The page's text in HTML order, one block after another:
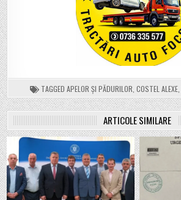
TAGGED APELOR ȘI PĂDURILOR COSTEL ALEXE
ARTICOLE SIMILARE